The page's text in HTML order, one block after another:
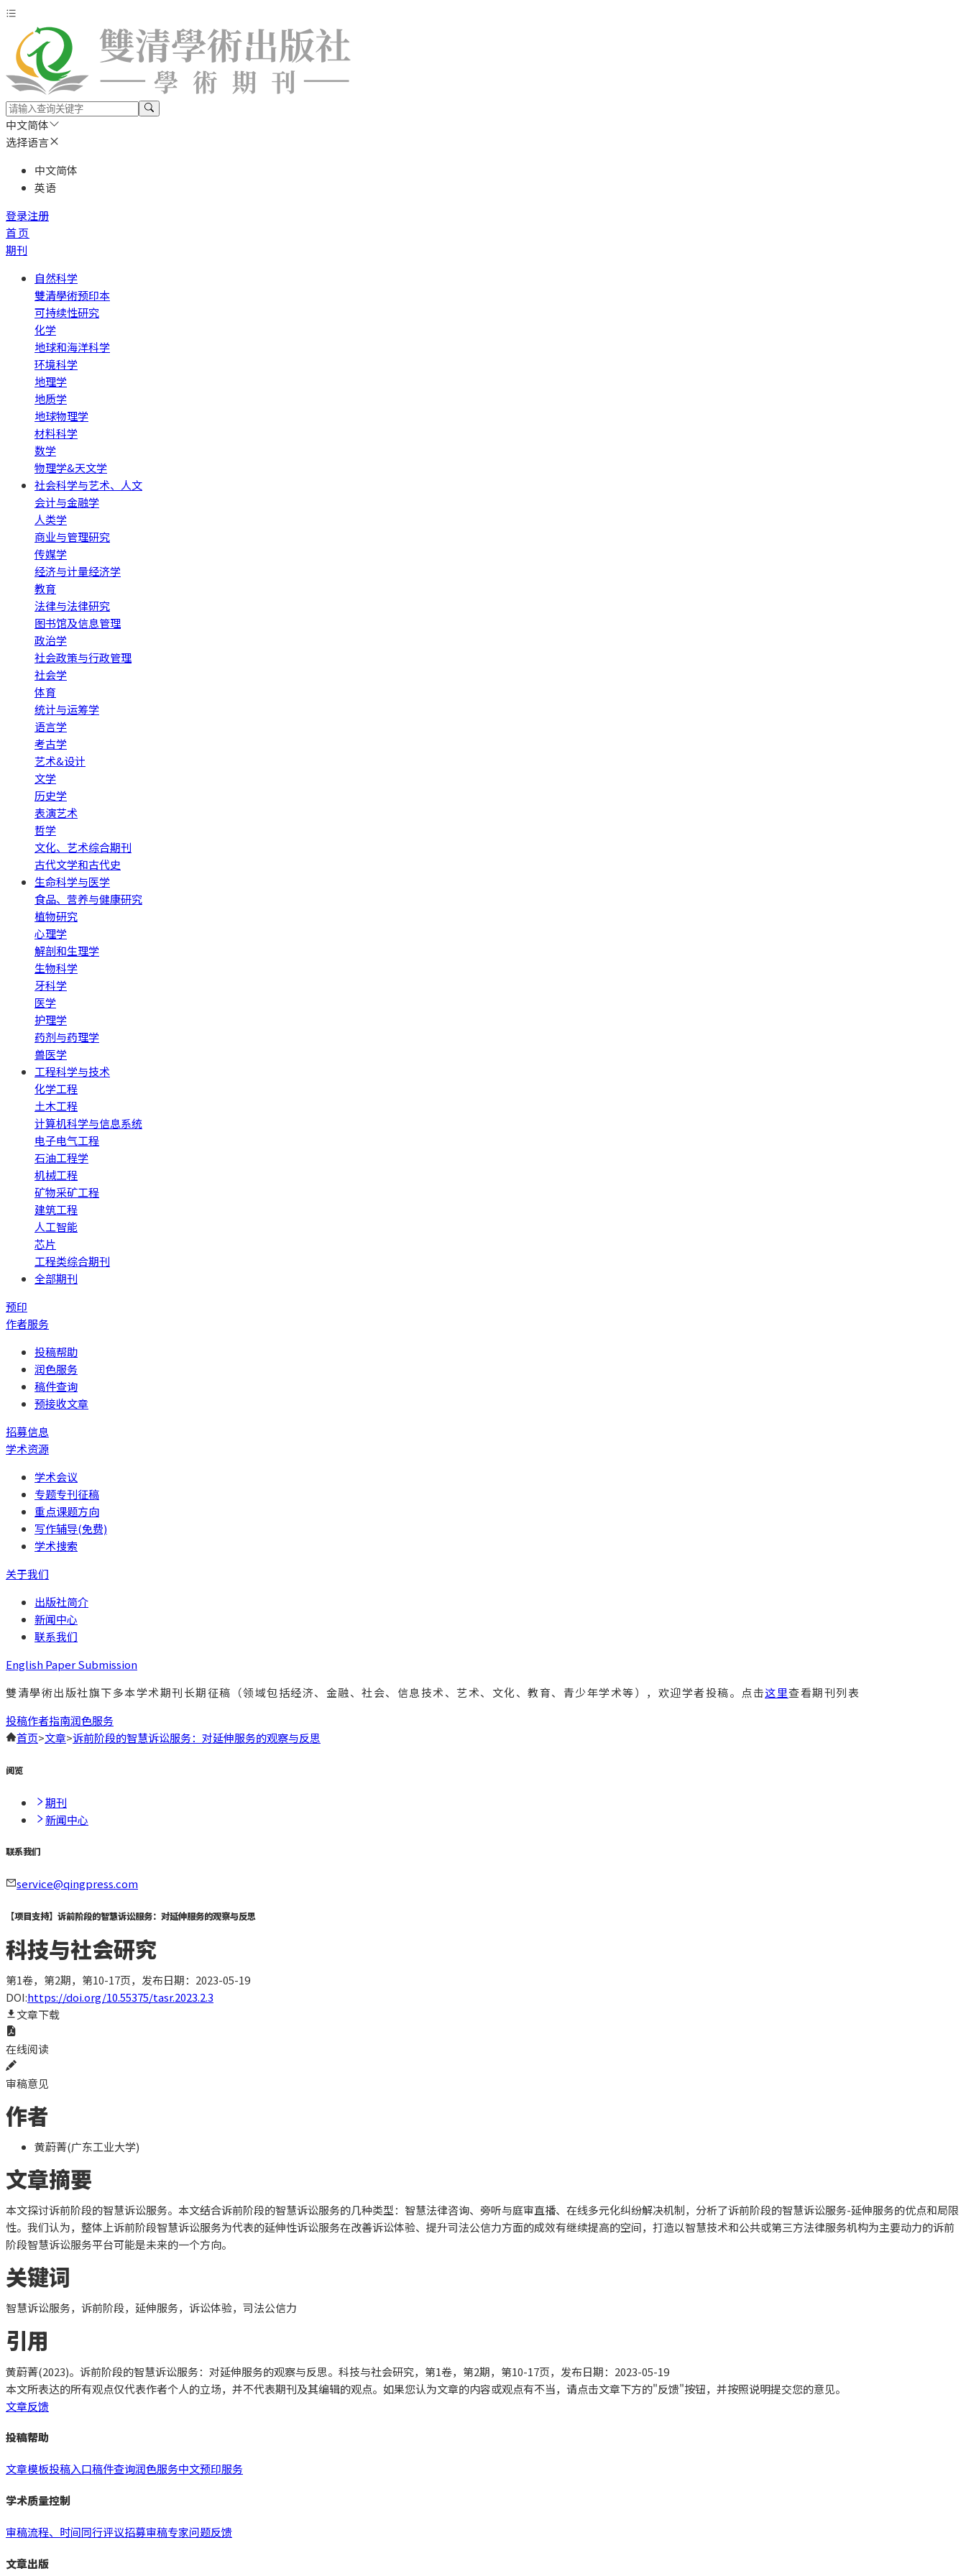
中文简体
选择语言
中文简体
英语
登录注册
首页
期刊
自然科学
雙清學術预印本
可持续性研究
化学
地球和海洋科学
环境科学
地理学
地质学
地球物理学
材料科学
数学
物理学&天文学
社会科学与艺术、人文
会计与金融学
人类学
商业与管理研究
传媒学
经济与计量经济学
教育
法律与法律研究
图书馆及信息管理
政治学
社会政策与行政管理
社会学
体育
统计与运筹学
语言学
考古学
艺术&设计
文学
历史学
表演艺术
哲学
文化、艺术综合期刊
古代文学和古代史
生命科学与医学
食品、营养与健康研究
植物研究
心理学
解剖和生理学
生物科学
牙科学
医学
护理学
药剂与药理学
兽医学
工程科学与技术
化学工程
土木工程
计算机科学与信息系统
电子电气工程
石油工程学
机械工程
矿物采矿工程
建筑工程
人工智能
芯片
工程类综合期刊
全部期刊
预印
作者服务
投稿帮助
润色服务
稿件查询
预接收文章
招募信息
学术资源
学术会议
专题专刊征稿
重点课题方向
写作辅导(免费)
学术搜索
关于我们
出版社简介
新闻中心
联系我们
English Paper Submission
雙清學術出版社旗下多本学术期刊长期征稿（领域包括经济、金融、社会、信息技术、艺术、文化、教育、青少年学术等），欢迎学者投稿。点击这里查看期刊列表
投稿作者指南润色服务
首页>文章>诉前阶段的智慧诉讼服务：对延伸服务的观察与反思
阅览
期刊
新闻中心
联系我们
service@qingpress.com
【项目支持】 诉前阶段的智慧诉讼服务：对延伸服务的观察与反思
科技与社会研究
第1卷，第2期，第10-17页，发布日期：2023-05-19
DOI:https://doi.org/10.55375/tasr.2023.2.3
文章下载
在线阅读
审稿意见
作者
黄蔚菁(广东工业大学)
文章摘要
本文探讨诉前阶段的智慧诉讼服务。本文结合诉前阶段的智慧诉讼服务的几种类型：智慧法律咨询、旁听与庭审直播、在线多元化纠纷解决机制，分析了诉前阶段的智慧诉讼服务-延伸服务的优点和局限
性。我们认为，整体上诉前阶段智慧诉讼服务为代表的延伸性诉讼服务在改善诉讼体验、提升司法公信力方面的成效有继续提高的空间，打造以智慧技术和公共或第三方法律服务机构为主要动力的诉前
阶段智慧诉讼服务平台可能是未来的一个方向。
关键词
智慧诉讼服务，诉前阶段，延伸服务，诉讼体验，司法公信力
引用
黄蔚菁(2023)。诉前阶段的智慧诉讼服务：对延伸服务的观察与反思。科技与社会研究， 第1卷，第2期，第10-17页，发布日期：2023-05-19
本文所表达的所有观点仅代表作者个人的立场，并不代表期刊及其编辑的观点。如果您认为文章的内容或观点有不当，请点击文章下方的"反馈"按钮，并按照说明提交您的意见。
文章反馈
投稿帮助
文章模板投稿入口稿件查询润色服务中文预印服务
学术质量控制
审稿流程、时间同行评议招募审稿专家问题反馈
文章出版